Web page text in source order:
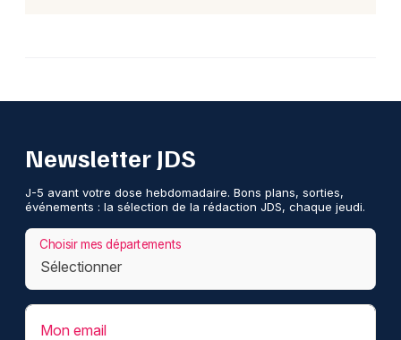
Newsletter JDS
J-5 avant votre dose hebdomadaire. Bons plans, sorties,
événements : la sélection de la rédaction JDS, chaque jeudi.
Choisir mes départements
Mon email